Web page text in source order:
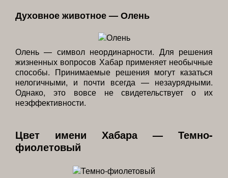
Духовное животное — Олень
Олень — символ неординарности. Для решения
жизненных вопросов Хабар применяет необычные
способы. Принимаемые решения могут казаться
нелогичными, и почти всегда — незаурядными.
Однако, это вовсе не свидетельствует о их
неэффективности.
Цвет имени Хабара — Темно-
фиолетовый